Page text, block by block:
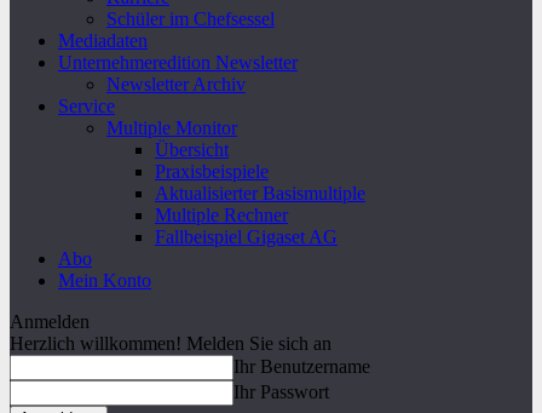
Schüler im Chefsessel
Mediadaten
Unternehmeredition Newsletter
Newsletter Archiv
Service
Multiple Monitor
Übersicht
Praxisbeispiele
Aktualisierter Basismultiple
Multiple Rechner
Fallbeispiel Gigaset AG
Abo
Mein Konto
Anmelden
Herzlich willkommen! Melden Sie sich an
Ihr Benutzername
Ihr Passwort